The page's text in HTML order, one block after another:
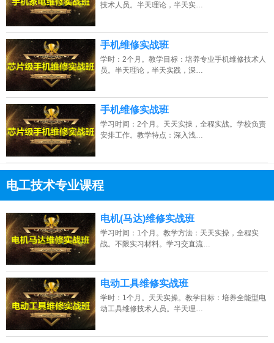
技术人员。半天理论，半天实…
手机维修实战班
学时：2个月。教学目标：培养专业手机维修技术人
员。半天理论，半天实践，深…
手机维修实战班
学习时间：2个月。天天实操，全程实战。学校负责
安排工作。教学特点：深入浅…
电工技术专业课程
点击免费咨询电话：13807313137
电机(马达)维修实战班
学习时间：1个月。教学方法：天天实操，全程实
战。不限实习材料。学习交直流…
电动工具维修实战班
学时：1个月。天天实操。教学目标：培养全能型电
动工具维修技术人员。半天理…